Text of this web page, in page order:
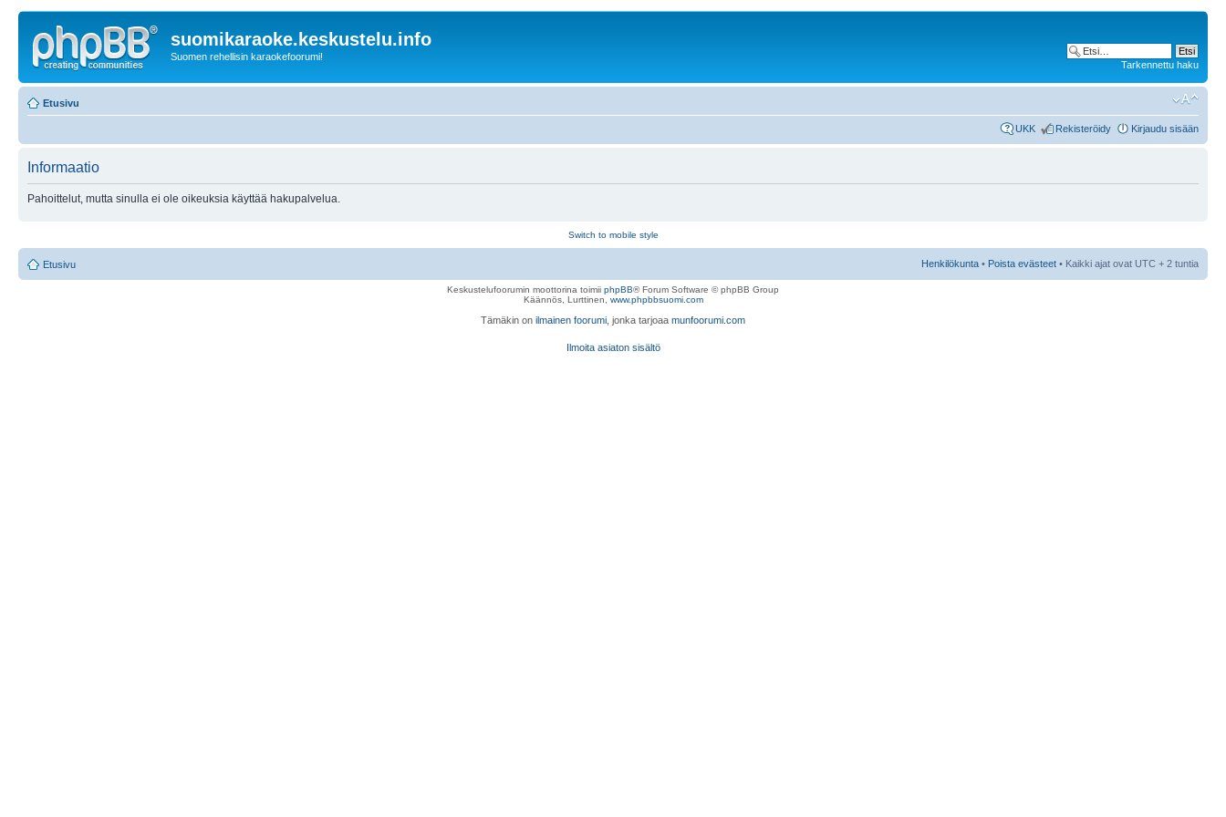
suomikaraoke.keskustelu.info
Suomen rehellisin karaokefoorumi!
Tarkennettu haku
Etusivu
UKK Rekisteröidy Kirjaudu sisään
Informaatio
Pahoittelut, mutta sinulla ei ole oikeuksia käyttää hakupalvelua.
Switch to mobile style
Etusivu Henkilökunta • Poista evästeet • Kaikki ajat ovat UTC + 2 tuntia
Keskustelufoorumin moottorina toimii phpBB® Forum Software © phpBB Group
Käännös, Lurttinen, www.phpbbsuomi.com
Tämäkin on ilmainen foorumi , jonka tarjoaa munfoorumi.com
Ilmoita asiaton sisältö